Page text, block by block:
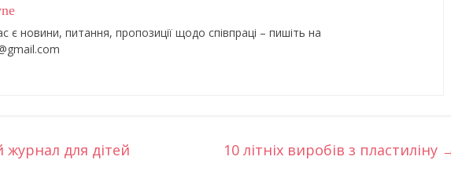
є новини, питання, пропозиції щодо співпраці – пишіть на
журнал для дітей 10 літніх виробів з пластиліну